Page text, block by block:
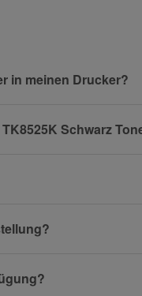
in meinen Drucker?
Schwarz